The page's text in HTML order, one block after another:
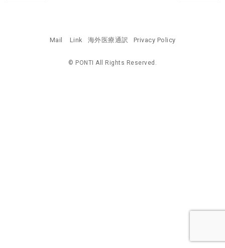
© PONTI All Rights Reserved.
Mail Link 海外医療通訳 Privacy Policy